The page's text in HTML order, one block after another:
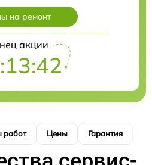
на ремонт
акции
работ Цены Гарантия